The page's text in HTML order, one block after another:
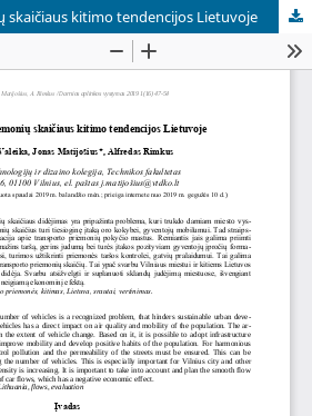
skaičiaus kitimo tendencijos Lietuvoje